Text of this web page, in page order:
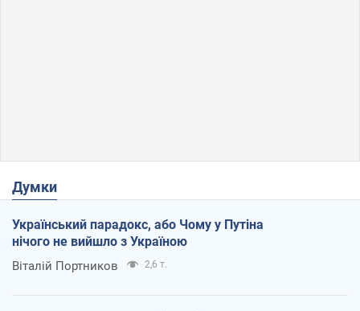
Думки
Український парадокс, або Чому у Путіна
нічого не вийшло з Україною
Віталій Портников 2,6 т.